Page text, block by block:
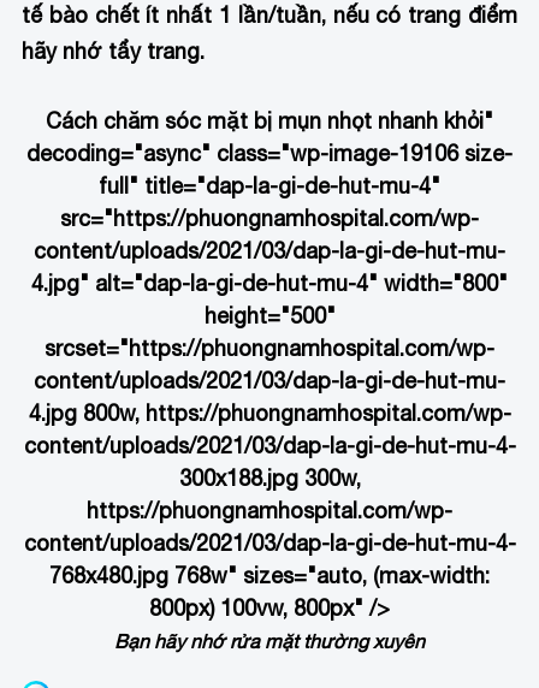
tế bào chết ít nhất 1 lần/tuần, nếu có trang điểm
hãy nhớ tẩy trang.
Cách chăm sóc mặt bị mụn nhọt nhanh khỏi"
decoding="async" class="wp-image-19106 size-
full" title="dap-la-gi-de-hut-mu-4"
src="https://phuongnamhospital.com/wp-
content/uploads/2021/03/dap-la-gi-de-hut-mu-
4.jpg" alt="dap-la-gi-de-hut-mu-4" width="800"
height="500"
srcset="https://phuongnamhospital.com/wp-
content/uploads/2021/03/dap-la-gi-de-hut-mu-
4.jpg 800w, https://phuongnamhospital.com/wp-
content/uploads/2021/03/dap-la-gi-de-hut-mu-4-
300x188.jpg 300w,
https://phuongnamhospital.com/wp-
content/uploads/2021/03/dap-la-gi-de-hut-mu-4-
768x480.jpg 768w" sizes="auto, (max-width:
800px) 100vw, 800px" />
Bạn hãy nhớ rửa mặt thường xuyên